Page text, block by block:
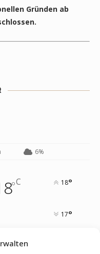
Gründen ab
6%
°C 18°
17°